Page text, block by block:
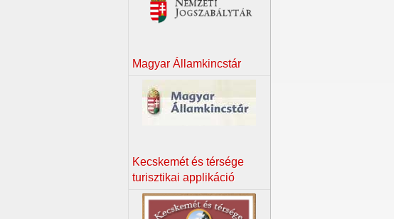
Magyar Államkincstár
Kecskemét és térsége
turisztikai applikáció